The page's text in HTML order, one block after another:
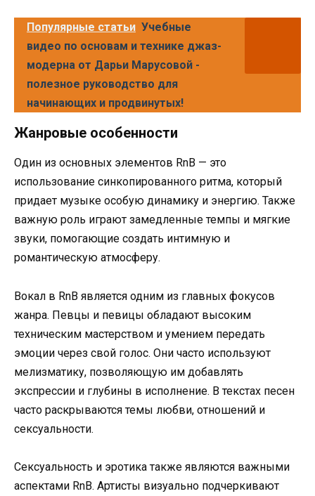
Популярные статьи Учебные
видео по основам и технике джаз-
модерна от Дарьи Марусовой -
полезное руководство для
начинающих и продвинутых!
Жанровые особенности
Один из основных элементов RnB — это
использование синкопированного ритма, который
придает музыке особую динамику и энергию. Также
важную роль играют замедленные темпы и мягкие
звуки, помогающие создать интимную и
романтическую атмосферу.
Вокал в RnB является одним из главных фокусов
жанра. Певцы и певицы обладают высоким
техническим мастерством и умением передать
эмоции через свой голос. Они часто используют
мелизматику, позволяющую им добавлять
экспрессии и глубины в исполнение. В текстах песен
часто раскрываются темы любви, отношений и
сексуальности.
Сексуальность и эротика также являются важными
аспектами RnB. Артисты визуально подчеркивают